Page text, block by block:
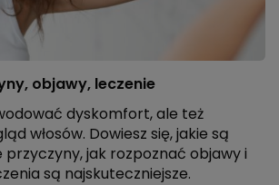
objawy, leczenie
dyskomfort, ale też
włosów. Dowiesz się, jakie są
przyczyny, jak rozpoznać objawy i
są najskuteczniejsze.